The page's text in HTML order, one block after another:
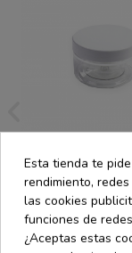
Packaging
Ecommerce
Bote
transparente
con tapa
Esta tienda te
rendimiento,
las cookies
funciones de
¿Aceptas estas